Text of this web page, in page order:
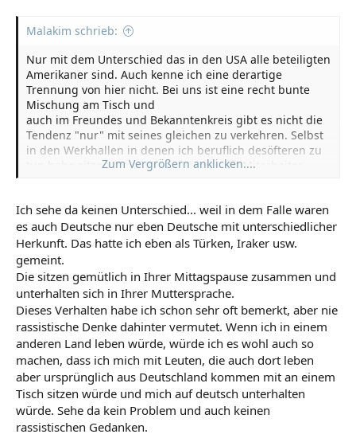
Malakim schrieb:
Nur mit dem Unterschied das in den USA alle beteiligten
Amerikaner sind. Auch kenne ich eine derartige
Trennung von hier nicht. Bei uns ist eine recht bunte
Mischung am Tisch und
auch im Freundes und Bekanntenkreis gibt es nicht die
Tendenz "nur" mit seines gleichen zu verkehren. Selbst
in den Werkhallen in denen ich beruflich desöfteren zu
tun habe sitzen die türkisch stämmigen Mitarbeiter
Zum Vergrößern anklicken....
Ich sehe da keinen Unterschied... weil in dem Falle waren
es auch Deutsche nur eben Deutsche mit unterschiedlicher
Herkunft. Das hatte ich eben als Türken, Iraker usw.
gemeint.
Die sitzen gemütlich in Ihrer Mittagspause zusammen und
unterhalten sich in Ihrer Muttersprache.
Dieses Verhalten habe ich schon sehr oft bemerkt, aber nie
rassistische Denke dahinter vermutet. Wenn ich in einem
anderen Land leben würde, würde ich es wohl auch so
machen, dass ich mich mit Leuten, die auch dort leben
aber ursprünglich aus Deutschland kommen mit an einem
Tisch sitzen würde und mich auf deutsch unterhalten
würde. Sehe da kein Problem und auch keinen
rassistischen Gedanken.